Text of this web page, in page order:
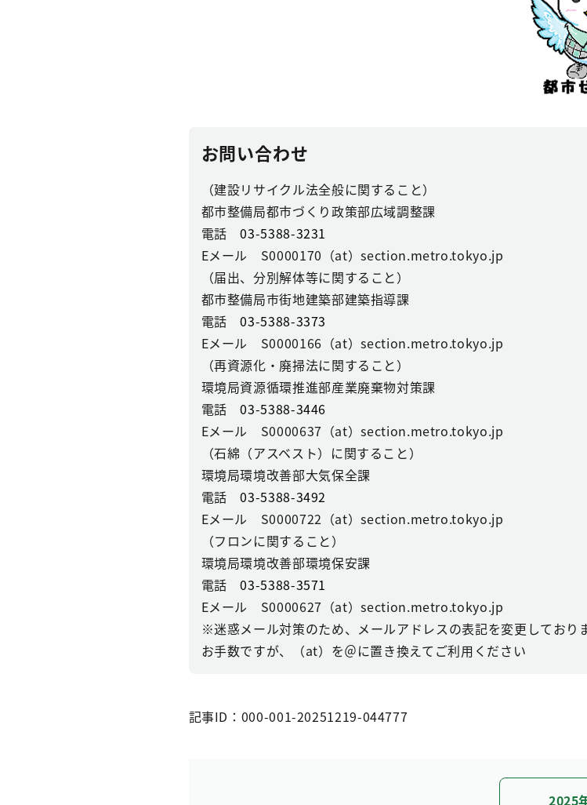
お問い合わせ
（建設リサイクル法全般に関すること）
都市整備局都市づくり政策部広域調整課
電話03-5388-3231
Eメール S0000170（at）section.metro.tokyo.jp
（届出、分別解体等に関すること）
都市整備局市街地建築部建築指導課
電話03-5388-3373
Eメール S0000166（at）section.metro.tokyo.jp
（再資源化・廃掃法に関すること）
環境局資源循環推進部産業廃棄物対策課
電話03-5388-3446
Eメール S0000637（at）section.metro.tokyo.jp
（石綿（アスベスト）に関すること）
環境局環境改善部大気保全課
電話03-5388-3492
Eメール S0000722（at）section.metro.tokyo.jp
（フロンに関すること）
環境局環境改善部環境保安課
電話03-5388-3571
Eメール S0000627（at）section.metro.tokyo.jp
※迷惑メール対策のため、メールアドレスの表記を変更しておりま
お手数ですが、（at）を＠に置き換えてご利用ください
記事ID：000-001-20251219-044777
2025